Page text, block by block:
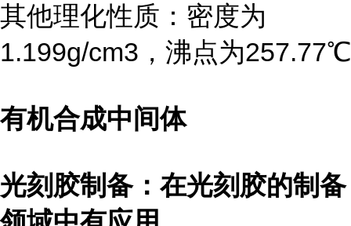
其他理化性质：密度为
1.199g/cm3，沸点为257.77℃
有机合成中间体
光刻胶制备：在光刻胶的制备